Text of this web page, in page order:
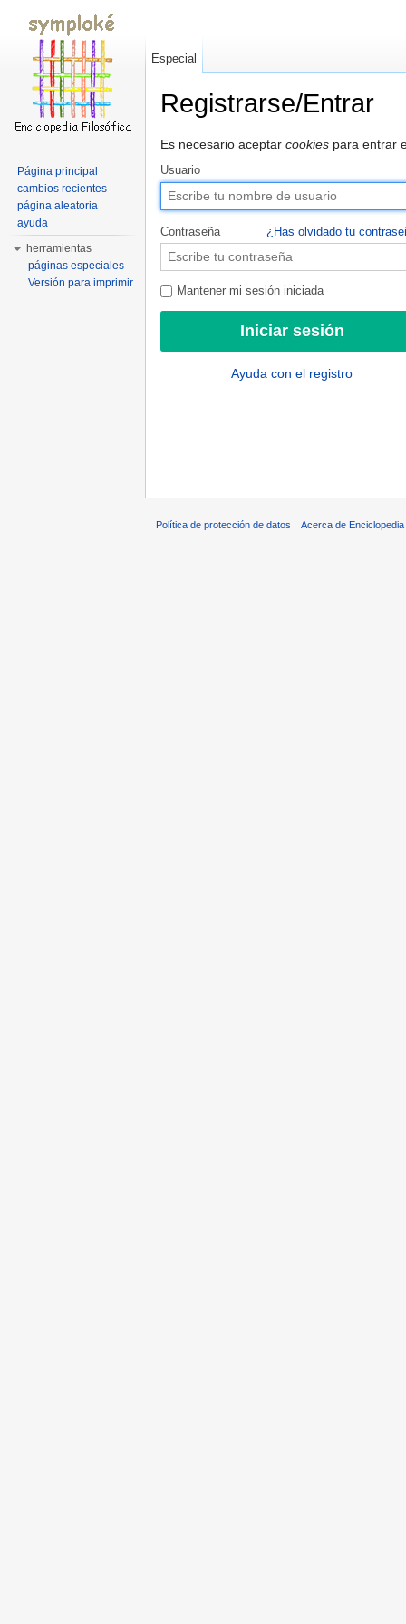
Registrarse/Entrar
Es necesario aceptar cookies para entrar
Usuario
Contraseña ¿Has olvidado tu
Mantener mi sesión iniciada
Ayuda con el registro
Especial
Página principal
cambios recientes
página aleatoria
ayuda
herramientas
páginas especiales
Versión para imprimir
Política de protección de datos Acerca de